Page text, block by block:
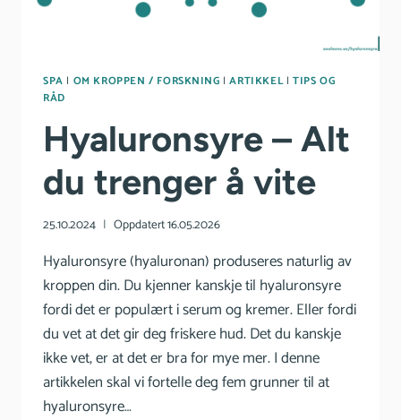
SPA | OM KROPPEN / FORSKNING |ARTIKKEL|TIPS OG
RÅD
Hyaluronsyre – Alt
du trenger å vite
25.10.2024 Oppdatert16.05.2026
Hyaluronsyre (hyaluronan) produseres naturlig av
kroppen din. Du kjenner kanskje til hyaluronsyre
fordi det er populært i serum og kremer. Eller fordi
du vet at det gir deg friskere hud. Det du kanskje
ikke vet, er at det er bra for mye mer. I denne
artikkelen skal vi fortelle deg fem grunner til at
hyaluronsyre…